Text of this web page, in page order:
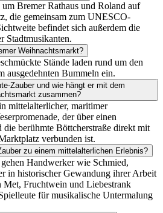
Bremer Rathaus und Roland auf
die gemeinsam zum UNESCO-
befindet sich außerdem die
Stadtmusikanten.
Weihnachtsmarkt?
Stände laden rund um den
ausgedehnten Bummeln ein.
Zauber und wie hängt er mit dem
zusammen?
mittelalterlicher, maritimer
der über einen
die berühmte Böttcherstraße direkt mit
verbunden ist.
zu einem mittelalterlichen Erlebnis?
Handwerker wie Schmied,
in historischer Gewandung ihrer Arbeit
Met, Fruchtwein und Liebestrank
für musikalische Untermalung